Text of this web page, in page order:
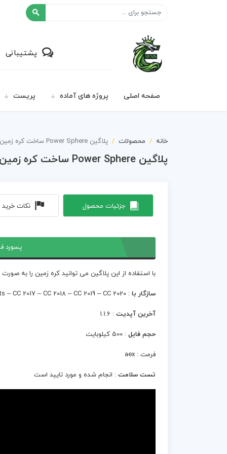
پشتیبانی
صفحه اصلی پروژه های آماده پریست
خانه محصولات پلاگین Power Sphere ساخت کره زمین به صورت سه بعدی به همراه کرک
پلاگین Power Sphere ساخت کره زمین به صورت سه بعدی به همراه کرک
جزئیات محصول نکات خرید
پسورد
با استفاده از این پلاگین می توانید کره زمین را به
سازگار با : After Effects – CC 2017 – CC 2018 – CC 2019 – CC 2020
آخرین آپدیت : 1.1.6
حجم فایل : 500 کیلوبایت
فرمت : aex
تست سلامت : انجام شده و مورد تایید است